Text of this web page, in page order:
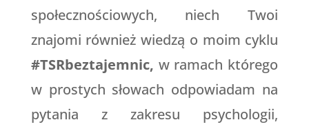
społecznościowych, niech Twoi
znajomi również wiedzą o moim cyklu
#TSRbeztajemnic, w ramach którego
w prostych słowach odpowiadam na
pytania z zakresu psychologii,